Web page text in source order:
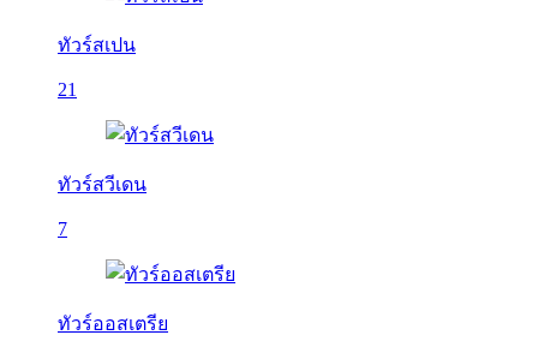
ทัวร์สเปน
21
ทัวร์สวีเดน
7
ทัวร์ออสเตรีย